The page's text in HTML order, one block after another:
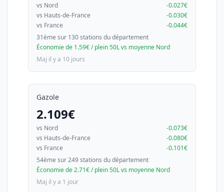
vs Nord
-0.027€
vs Hauts-de-France
-0.030€
vs France
-0.044€
31ème sur 130 stations du département
Économie de 1.59€ / plein 50L vs moyenne Nord
Maj il y a 10 jours
Gazole
2.109€
vs Nord
-0.073€
vs Hauts-de-France
-0.080€
vs France
-0.101€
54ème sur 249 stations du département
Économie de 2.71€ / plein 50L vs moyenne Nord
Maj il y a 1 jour